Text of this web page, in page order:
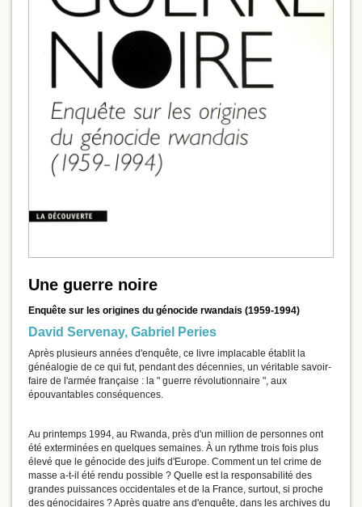
Une guerre noire
Enquête sur les origines du génocide rwandais (1959-1994)
David Servenay, Gabriel Peries
Après plusieurs années d'enquête, ce livre implacable établit la
généalogie de ce qui fut, pendant des décennies, un véritable savoir-
faire de l'armée française : la " guerre révolutionnaire ", aux
épouvantables conséquences.
Au printemps 1994, au Rwanda, près d'un million de personnes ont
été exterminées en quelques semaines. À un rythme trois fois plus
élevé que le génocide des juifs d'Europe. Comment un tel crime de
masse a-t-il été rendu possible ? Quelle est la responsabilité des
grandes puissances occidentales et de la France, surtout, si proche
des génocidaires ? Après quatre ans d'enquête, dans les archives du